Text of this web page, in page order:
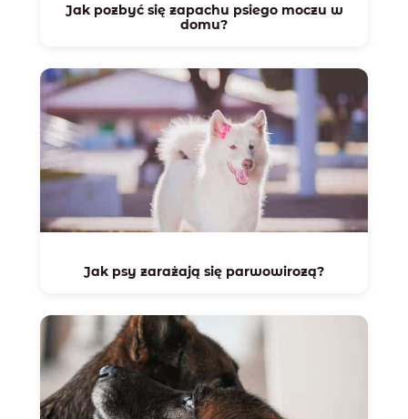
Jak pozbyć się zapachu psiego moczu w
domu?
Jak psy zarażają się parwowirozą?